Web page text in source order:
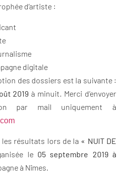
d’artiste :
digitale
des dossiers est la suivante :
2019 à minuit. Merci d’envoyer
par mail uniquement à
résultats lors de la « NUIT DE
le 05 septembre 2019 à
à Nîmes.